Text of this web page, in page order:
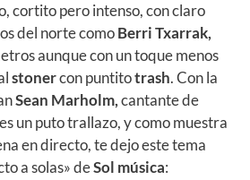
cortito pero intenso, con claro
del norte comoBerri Txarrak,
aunque con un toque menos
stonercon puntitotrash. Con la
Sean Marholm,cantante de
un puto trallazo, y como muestra
en directo, te dejo este tema
a solas» deSol música: